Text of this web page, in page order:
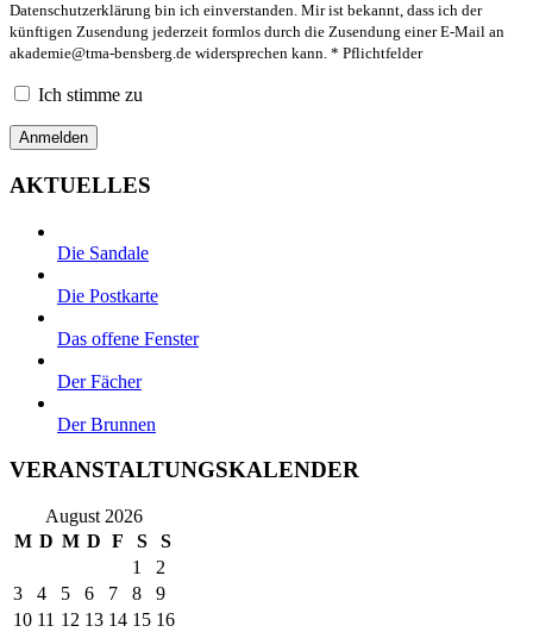
Datenschutzerklärung bin ich einverstanden. Mir ist bekannt, dass ich der
künftigen Zusendung jederzeit formlos durch die Zusendung einer E-Mail an
akademie@tma-bensberg.de widersprechen kann. * Pflichtfelder
Ich stimme zu
AKTUELLES
Die Sandale
Die Postkarte
Das offene Fenster
Der Fächer
Der Brunnen
VERANSTALTUNGSKALENDER
August 2026
M D M D F S S
1
2
3
4 5 6 7 8
9
10 11 12 13 14 15 16